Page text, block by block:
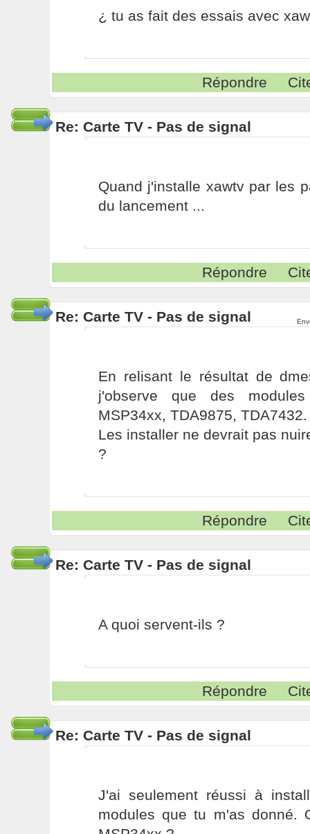
¿ tu as fait des essais avec
Répondre
Re: Carte TV - Pas de signal
Quand j'installe xawtv par les
du lancement ...
Répondre
Re: Carte TV - Pas de signal
En relisant le résultat de
j'observe que des
MSP34xx, TDA9875, TDA7432.
Les installer ne devrait pas
?
Répondre
Re: Carte TV - Pas de signal
A quoi servent-ils ?
Répondre
Re: Carte TV - Pas de signal
J'ai seulement réussi à
modules que tu m'as donné.